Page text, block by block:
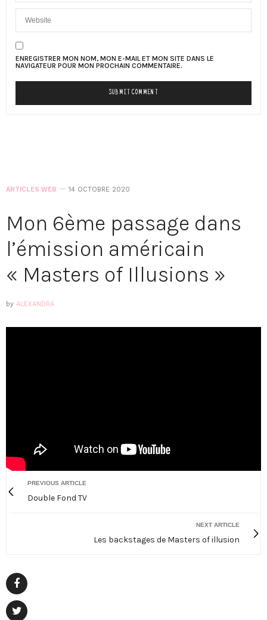
ENREGISTRER MON NOM, MON E-MAIL ET MON SITE DANS LE
NAVIGATEUR POUR MON PROCHAIN COMMENTAIRE.
ARTICLES WEB 14 OCTOBRE 2020
Mon 6ème passage dans
l’émission américain
« Masters of Illusions »
by ALEXANDRA
PREVIOUS ARTICLE
Double Fond TV
NEXT ARTICLE
Les backstages de Masters of illusion